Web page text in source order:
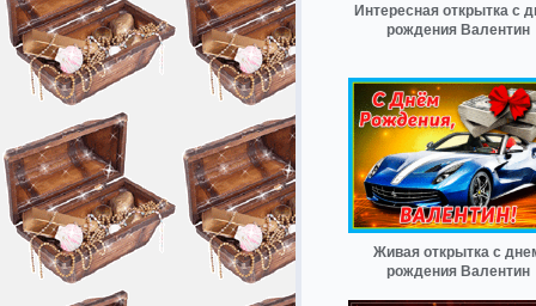
Интересная открытка с
рождения Валентин
Живая открытка с
рождения Валентин